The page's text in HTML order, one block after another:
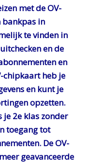
met de OV-
bankpas in
te vinden in
en de
en
chipkaart heb je
en kunt je
opzetten.
je 2e klas zonder
toegang tot
De OV-
geavanceerde